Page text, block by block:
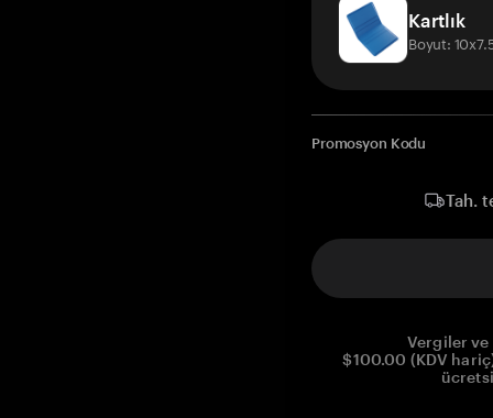
Kartlık
Boyut:
Promosyon Kodu
Tah.
Vergiler
$100.00 (KDV